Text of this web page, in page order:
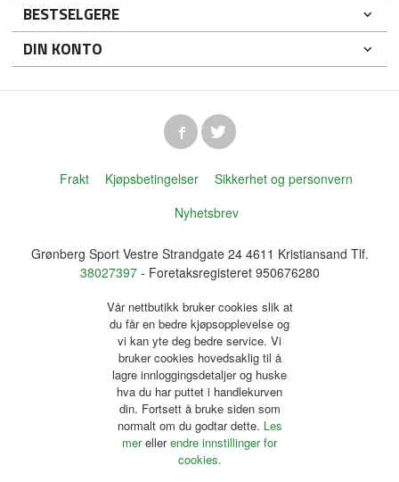
BESTSELGERE
DIN KONTO
Frakt Kjøpsbetingelser
Sikkerhet og personvern
Nyhetsbrev
Grønberg Sport Vestre Strandgate 24 4611 Kristiansand Tlf.
38027397- Foretaksregisteret 950676280
Vår nettbutikk bruker cookies slik at
du får en bedre kjøpsopplevelse og
vi kan yte deg bedre service. Vi
bruker cookies hovedsaklig til å
lagre innloggingsdetaljer og huske
hva du har puttet i handlekurven
din. Fortsett å bruke siden som
normalt om du godtar dette. Les
merellerendre innstillinger for
cookies.